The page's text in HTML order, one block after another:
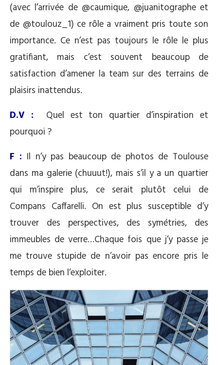
(avec l’arrivée de @caumique, @juanitographe et
de @toulouz_1) ce rôle a vraiment pris toute son
importance. Ce n’est pas toujours le rôle le plus
gratifiant, mais c’est souvent beaucoup de
satisfaction d’amener la team sur des terrains de
plaisirs inattendus.
D.V : Quel est ton quartier d’inspiration et
pourquoi ?
F : Il n’y pas beaucoup de photos de Toulouse
dans ma galerie (chuuut!), mais s’il y a un quartier
qui m’inspire plus, ce serait plutôt celui de
Compans Caffarelli. On est plus susceptible d’y
trouver des perspectives, des symétries, des
immeubles de verre…Chaque fois que j’y passe je
me trouve stupide de n’avoir pas encore pris le
temps de bien l’exploiter.